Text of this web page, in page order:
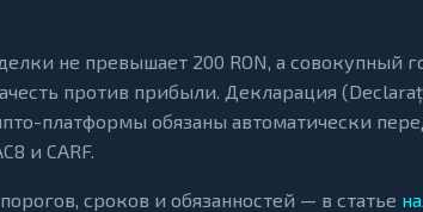
не превышает 200 RON, а совокупный
против прибыли. Декларация
платформы обязаны автоматически
и CARF.
сроков и обязанностей — в статье